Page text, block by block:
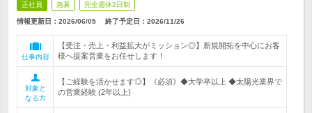
正社員 急募 完全週休2日制
情報更新日：2026/06/05 終了予定日： 2026/11/26
仕事内容
【受注・売上・利益拡大がミッション◎】新規開拓を中心にお客
様へ提案営業をお任せします！
対象と
なる方
【ご経験を活かせます◎】《必須》◆大学卒以上 ◆太陽光業界で
の営業経験 (2年以上)